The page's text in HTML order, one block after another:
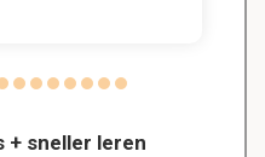
+ sneller leren